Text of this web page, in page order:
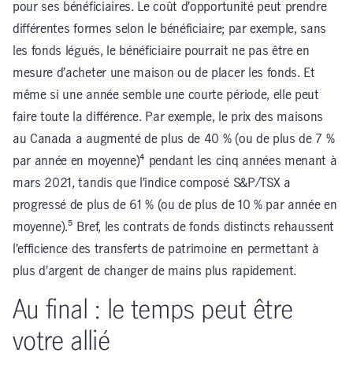
pour ses bénéficiaires. Le coût d’opportunité peut prendre
différentes formes selon le bénéficiaire; par exemple, sans
les fonds légués, le bénéficiaire pourrait ne pas être en
mesure d’acheter une maison ou de placer les fonds. Et
même si une année semble une courte période, elle peut
faire toute la différence. Par exemple, le prix des maisons
au Canada a augmenté de plus de 40 % (ou de plus de 7 %
par année en moyenne)⁴ pendant les cinq années menant à
mars 2021, tandis que l’indice composé S&P/TSX a
progressé de plus de 61 % (ou de plus de 10 % par année en
moyenne).⁵ Bref, les contrats de fonds distincts rehaussent
l’efficience des transferts de patrimoine en permettant à
plus d’argent de changer de mains plus rapidement.
Au final : le temps peut être
votre allié